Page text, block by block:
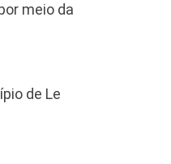
meio da
de Le